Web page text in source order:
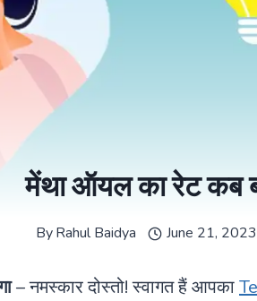
मेंथा ऑयल का रेट कब
ByRahul Baidya June 21,
– नमस्कार दोस्तो! स्वागत हैं आपका